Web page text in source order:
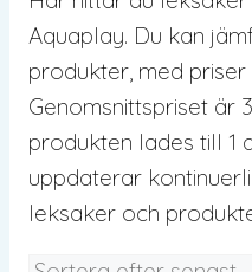
Aquaplay. Du kan
produkter, med priser
Genomsnittspriset är
produkten lades till 1
uppdaterar
leksaker och